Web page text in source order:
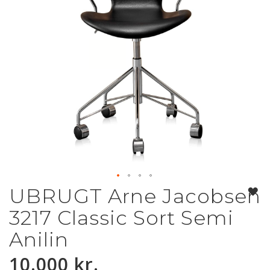
Gå
til
starten
af
billedgalleriet
UBRUGT Arne Jacobsen
3217 Classic Sort Semi
Anilin
10.000 kr.